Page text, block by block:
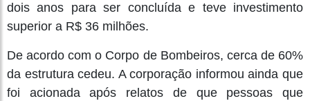
dois anos para ser concluída e teve investimento
superior a R$ 36 milhões.
De acordo com o Corpo de Bombeiros, cerca de 60%
da estrutura cedeu. A corporação informou ainda que
foi acionada após relatos de que pessoas que